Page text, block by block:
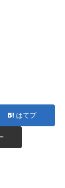
はてブ